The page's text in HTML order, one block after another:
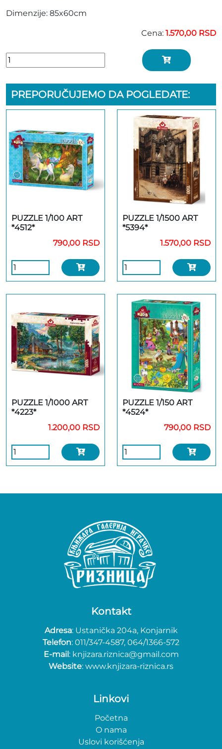
Dimenzije: 85x60cm
Cena: 1.570,00 RSD
PREPORUČUJEMO DA POGLEDATE:
PUZZLE 1/100 ART
*4512*
790,00 RSD
PUZZLE 1/1500 ART
*5394*
1.570,00 RSD
PUZZLE 1/1000 ART
*4223*
1.200,00 RSD
PUZZLE 1/150 ART
*4524*
790,00 RSD
Kontakt
Adresa: Ustanička 204a, Konjarnik
Telefon: 011/347-4587, 064/1366-572
E-mail: knjizara.riznica@gmail.com
Website: www.knjizara-riznica.rs
Linkovi
Početna
O nama
Uslovi korišćenja